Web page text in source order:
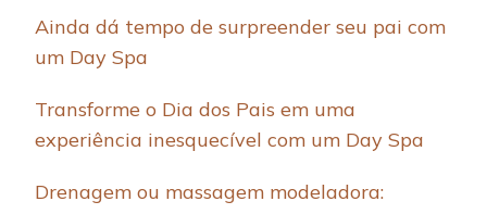
Ainda dá tempo de surpreender seu pai com
um Day Spa
Transforme o Dia dos Pais em uma
experiência inesquecível com um Day Spa
Drenagem ou massagem modeladora: